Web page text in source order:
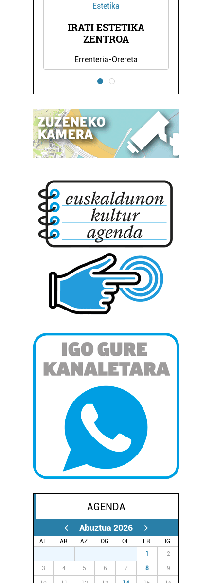
Estetika
IRATI ESTETIKA
ZENTROA
Errenteria-Orereta
AGENDA
Abuztua 2026
AL. AR. AZ. OG. OL. LR.
IG.
1 2
3 4 5 6 7 8 9